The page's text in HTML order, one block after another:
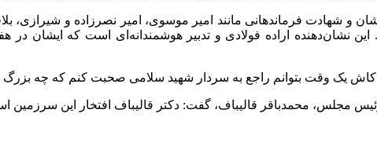
و شهادت فرماندهانی مانند امیر موسوی، امیر نصرزاده و
اراده فولادی و تدبیر هوشمندانه‌ای است که ایشان در
یک وقت بتوانم راجع به سردار شهید سلامی صحبت کنم که چه بزرگ
مجلس، محمدباقر قالیباف، گفت: دکتر قالیباف افتخار این سرزمین